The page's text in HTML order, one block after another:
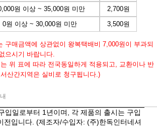
원 이상 ~ 35,000원 미만
2,700원
0원 이상 ~ 30,000원 미만 3,500원
구매금액에 상관없이 왕복택배비 7,000원이 부과되
으시기 바랍니다.
위 표에 따라 전국동일하게 적용되고, 교환이나 반
산간지역은 실비로 청구됩니다.)
입일로부터 1년이며, 각 제품의 출시는 구입
전입니다. (제조자/수입자: (주)한독인터네셔